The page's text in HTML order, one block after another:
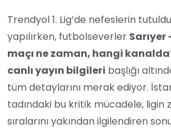
Trendyol 1. Lig’de nefeslerin
yapılırken, futbolseverler Sarıyer
maçı ne zaman, hangi
canlı yayın bilgileri başlığı
tüm detaylarını merak ediyor.
tadındaki bu kritik mücadele, ligin
sıralarını yakından ilgilendiren